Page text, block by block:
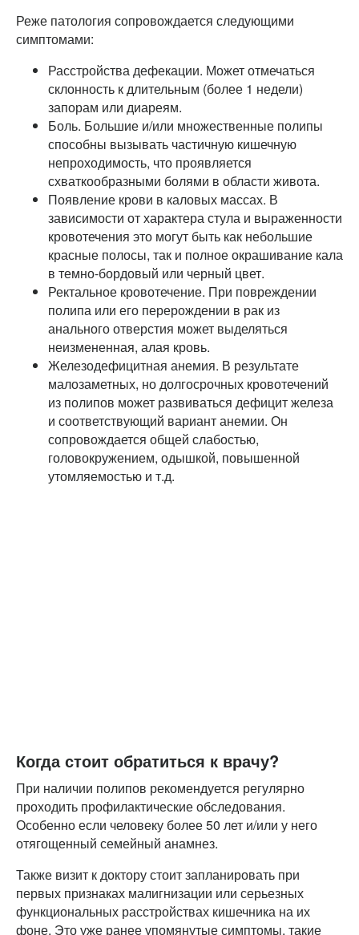
Реже патология сопровождается следующими
симптомами:
Расстройства дефекации. Может отмечаться
склонность к длительным (более 1 недели)
запорам или диареям.
Боль. Большие и/или множественные полипы
способны вызывать частичную кишечную
непроходимость, что проявляется
схваткообразными болями в области живота.
Появление крови в каловых массах. В
зависимости от характера стула и выраженности
кровотечения это могут быть как небольшие
красные полосы, так и полное окрашивание кала
в темно-бордовый или черный цвет.
Ректальное кровотечение. При повреждении
полипа или его перерождении в рак из
анального отверстия может выделяться
неизмененная, алая кровь.
Железодефицитная анемия. В результате
малозаметных, но долгосрочных кровотечений
из полипов может развиваться дефицит железа
и соответствующий вариант анемии. Он
сопровождается общей слабостью,
головокружением, одышкой, повышенной
утомляемостью и т.д.
Когда стоит обратиться к врачу?
При наличии полипов рекомендуется регулярно
проходить профилактические обследования.
Особенно если человеку более 50 лет и/или у него
отягощенный семейный анамнез.
Также визит к доктору стоит запланировать при
первых признаках малигнизации или серьезных
функциональных расстройствах кишечника на их
фоне. Это уже ранее упомянутые симптомы, такие